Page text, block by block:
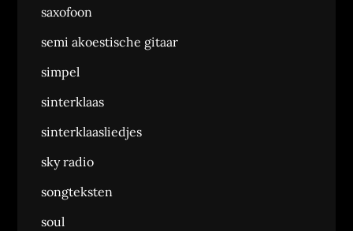
saxofoon
semi akoestische gitaar
simpel
sinterklaas
sinterklaasliedjes
sky radio
songteksten
soul